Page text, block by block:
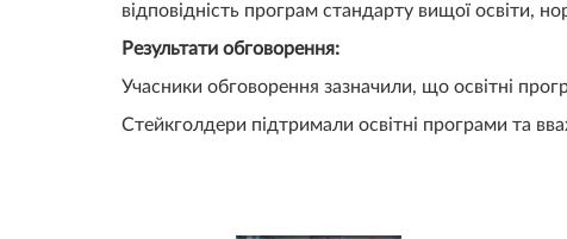
відповідність програм стандарту вищої освіти,
Результати обговорення:
Учасники обговорення зазначили, що освітні
Стейкголдери підтримали освітні програми та